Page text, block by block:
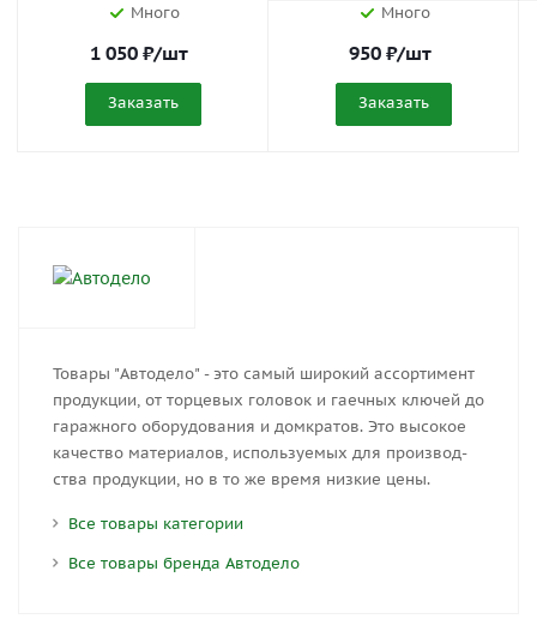
Много
1 050 ₽/шт
Заказать
Много
950₽/шт
Заказать
Товары "Автодело" - это са­мый ши­ро­кий ас­сор­ти­мент
про­дук­ции, от тор­це­вых го­ло­вок и га­еч­ных клю­чей до
га­раж­но­го обо­ру­до­ва­ния и дом­кра­тов. Это вы­со­кое
ка­че­ство ма­те­ри­а­лов, ис­поль­зу­е­мых для про­из­вод­
ства про­дук­ции, но в то же вре­мя низ­кие цены.
Все товары категории
Все товары бренда Автодело